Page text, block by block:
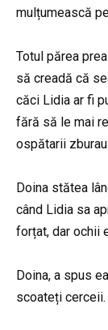
mulțumească
Totul părea
să creadă că
căci Lidia ar fi
fără să le mai
ospătarii
Doina stătea
când Lidia sa
forțat, dar ochii
Doina, a spus
scoateți cerceii.